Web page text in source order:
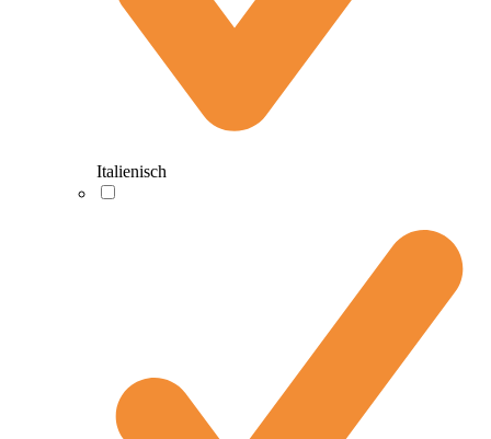
Italienisch